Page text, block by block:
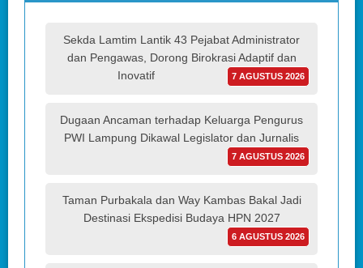
Sekda Lamtim Lantik 43 Pejabat Administrator
dan Pengawas, Dorong Birokrasi Adaptif dan
Inovatif
7 AGUSTUS 2026
Dugaan Ancaman terhadap Keluarga Pengurus
PWI Lampung Dikawal Legislator dan Jurnalis
7 AGUSTUS 2026
Taman Purbakala dan Way Kambas Bakal Jadi
Destinasi Ekspedisi Budaya HPN 2027
6 AGUSTUS 2026